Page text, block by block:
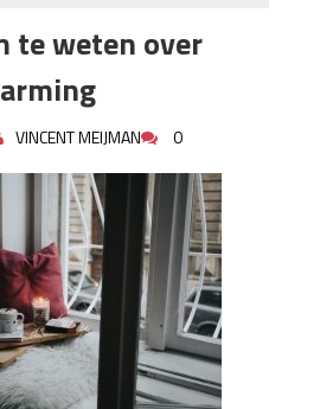
specialist
voor lekkages en
Moderne Projecten
passen bij
cementsluier:
te weten over
VINCENT MEIJMAN 0